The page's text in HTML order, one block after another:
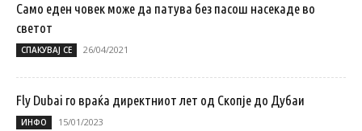
Само еден човек може да патува без пасош насекаде во
светот
СПАКУВАЈ СЕ 26/04/2021
Fly Dubai го враќа директниот лет од Скопје до Дубаи
ИНФО 15/01/2023